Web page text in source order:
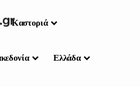
Καστοριά
Ελλάδα